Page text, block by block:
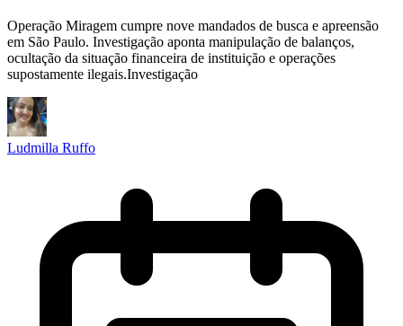
Operação Miragem cumpre nove mandados de busca e apreensão
em São Paulo. Investigação aponta manipulação de balanços,
ocultação da situação financeira de instituição e operações
supostamente ilegais.Investigação
Ludmilla Ruffo